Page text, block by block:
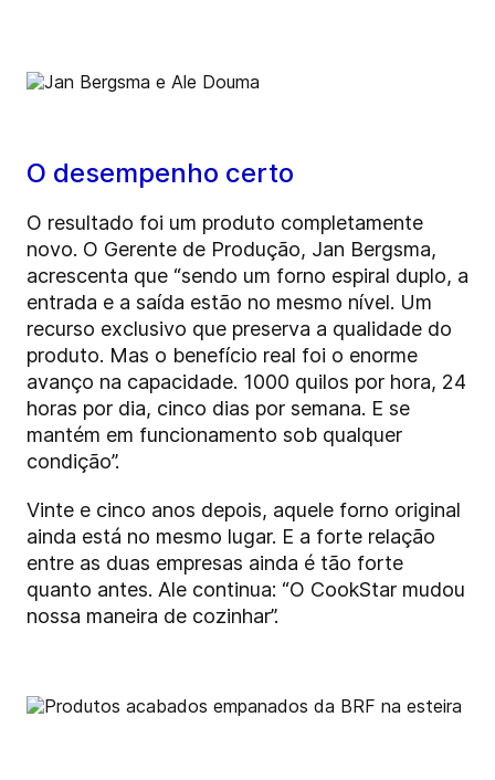
O desempenho certo
O resultado foi um produto completamente
novo. O Gerente de Produção, Jan Bergsma,
acrescenta que “sendo um forno espiral duplo, a
entrada e a saída estão no mesmo nível. Um
recurso exclusivo que preserva a qualidade do
produto. Mas o benefício real foi o enorme
avanço na capacidade. 1000 quilos por hora, 24
horas por dia, cinco dias por semana. E se
mantém em funcionamento sob qualquer
condição”.
Vinte e cinco anos depois, aquele forno original
ainda está no mesmo lugar. E a forte relação
entre as duas empresas ainda é tão forte
quanto antes. Ale continua: “O CookStar mudou
nossa maneira de cozinhar”.